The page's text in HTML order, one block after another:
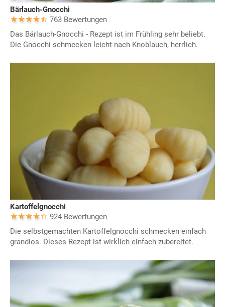
Bärlauch-Gnocchi
763 Bewertungen
Das Bärlauch-Gnocchi - Rezept ist im Frühling sehr beliebt.
Die Gnocchi schmecken leicht nach Knoblauch, herrlich.
Kartoffelgnocchi
924 Bewertungen
Die selbstgemachten Kartoffelgnocchi schmecken einfach
grandios. Dieses Rezept ist wirklich einfach zubereitet.